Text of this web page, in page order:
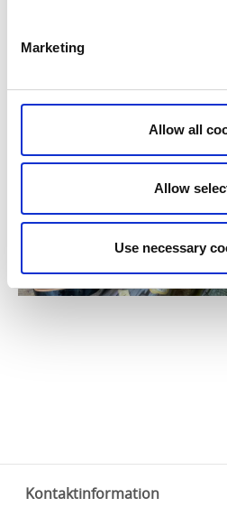
Marketing
Allow all
Allow
Use necessary
Kontaktinformation